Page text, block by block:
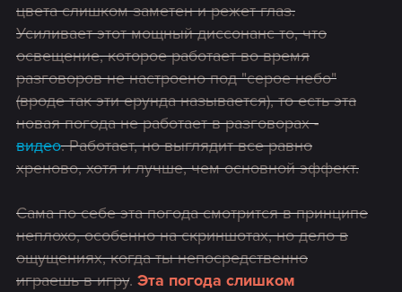
цвета слишком заметен и режет глаз.
Усиливает этот мощный диссонанс то, что
освещение, которое работает во время
разговоров не настроено под "серое небо"
(вроде так эти ерунда называется), то есть эта
новая погода не работает в разговорах -
видео. Работает, но выглядит все равно
хреново, хотя и лучше, чем основной эффект.
Сама по себе эта погода смотрится в принципе
неплохо, особенно на скриншотах, но дело в
ощущениях, когда ты непосредственно
играешь в игру. Эта погода слишком